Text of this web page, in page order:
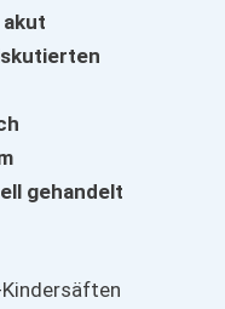
gehandelt